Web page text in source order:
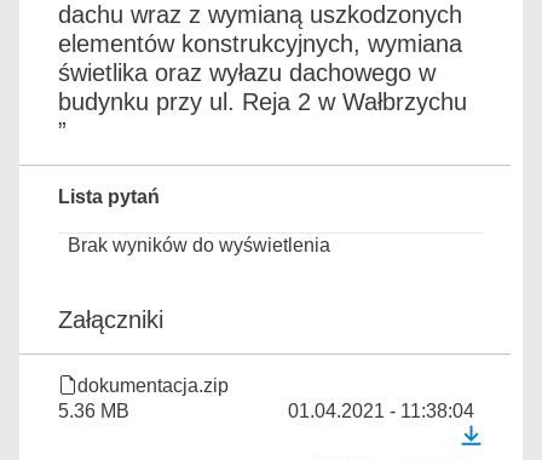
dachu wraz z wymianą uszkodzonych
elementów konstrukcyjnych, wymiana
świetlika oraz wyłazu dachowego w
budynku przy ul. Reja 2 w Wałbrzychu
”
Lista pytań
Brak wyników do wyświetlenia
Załączniki
dokumentacja.zip
5.36 MB
01.04.2021 - 11:38:04